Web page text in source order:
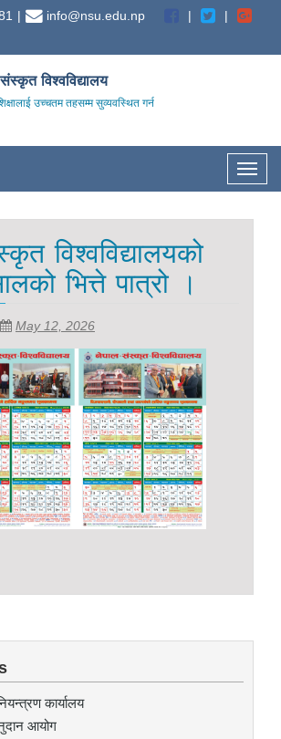
info@nsu.edu.np
विश्वविद्यालय
उच्चतम तहसम्म सुव्यवस्थित गर्न
विश्वविद्यालयको
भित्ते पात्रो ।
May 12, 2026
कार्यालय
आयोग